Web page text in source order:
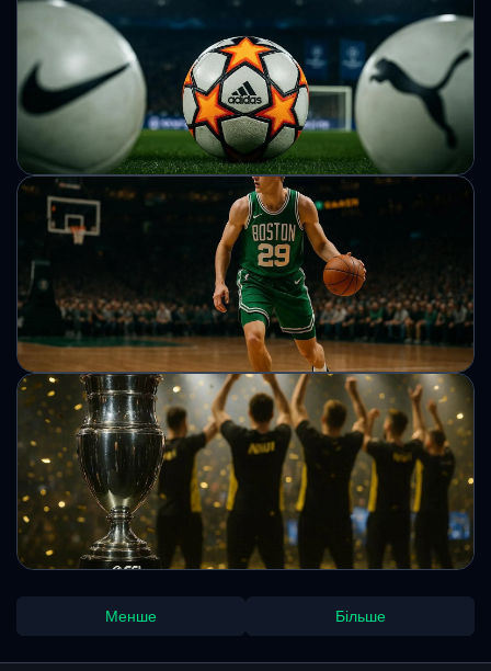
Okura стали переможцями Чемпіонату
України з Counter-Strike 2, організованого
Федерацією кіберспорту України
Фінальна стадія чемпіонату України з CS2 визначила
нового переможця та розподіл призових місць. Турнір
завершився яскравими матчами та боротьбою за грошові
нагороди.
Михайло Кузьменко
У Лізі чемпіонів може з’явитися новий
постачальник м’ячів: Adidas
зіштовхнеться з конкуренцією
УЄФА та ECA запускають тендер на постачальника м’ячів
Ліги чемпіонів із сезону 2027/2028, завершуючи
багаторічну співпрацю з Adidas.
Михайло Кузьменко
Український баскетболіст Шульга підпише
2-річний контракт з "Бостон Селтікс"
Рішення клубу відкриває для гравця можливість
поєднувати тренування з основною командою та виступи
в G-Лізі, залежно від рішень тренерського штабу.
Михайло Кузьменко
Український снайпер став центральною фігурою
Менше Більше